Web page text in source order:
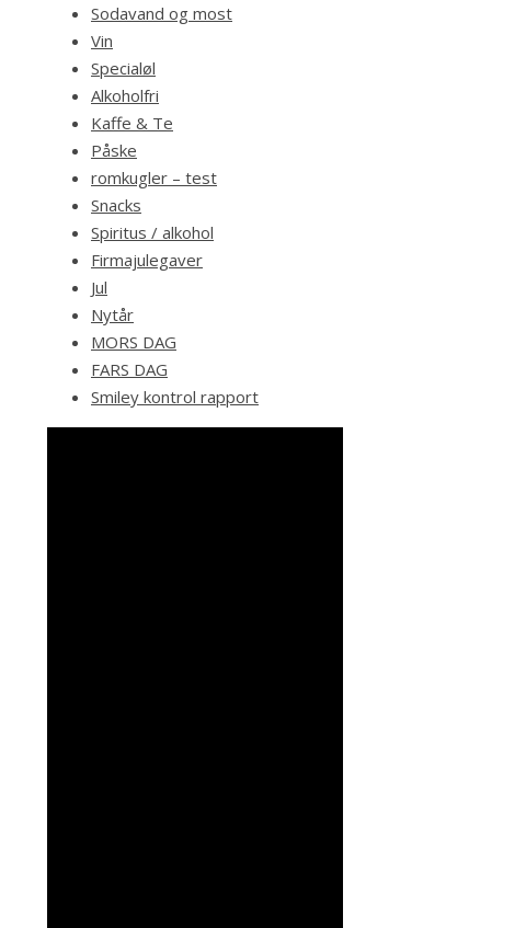
Sodavand og most
Vin
Specialøl
Alkoholfri
Kaffe & Te
Påske
romkugler – test
Snacks
Spiritus / alkohol
Firmajulegaver
Jul
Nytår
MORS DAG
FARS DAG
Smiley kontrol rapport